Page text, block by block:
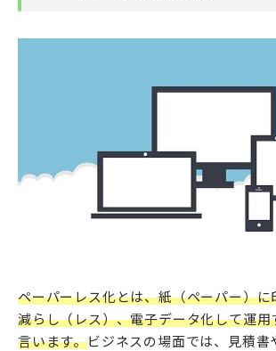
ペーパーレス化とは、紙（ペーパー）に
減らし（レス）、電子データ化して運用
言います。ビジネスの場面では、見積書